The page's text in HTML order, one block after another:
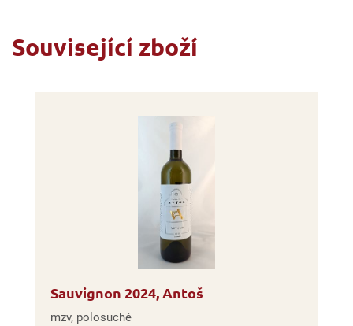
Související zboží
Sauvignon 2024, Antoš
mzv, polosuché